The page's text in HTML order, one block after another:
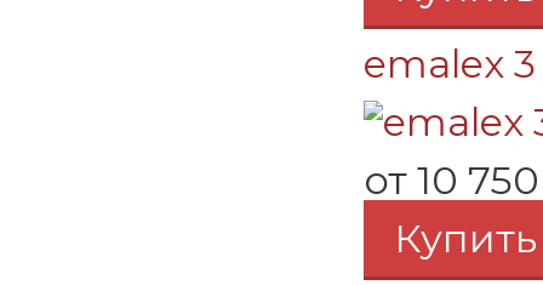
emalex
от 10
Купить